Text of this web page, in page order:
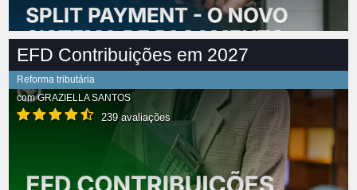
EFD Contribuições em 2027
Reforma tributária
comGRAZIELLA SANTOS
239 avaliações